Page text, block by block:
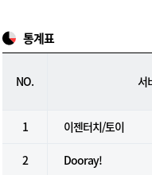
통계표
NO. 서
1 이젠터치/토이
2 Dooray!